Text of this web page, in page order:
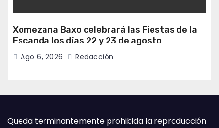
Xomezana Baxo celebrará las Fiestas de la
Escanda los días 22 y 23 de agosto
Ago 6, 2026 Redacción
Queda terminantemente prohibida la reproducción